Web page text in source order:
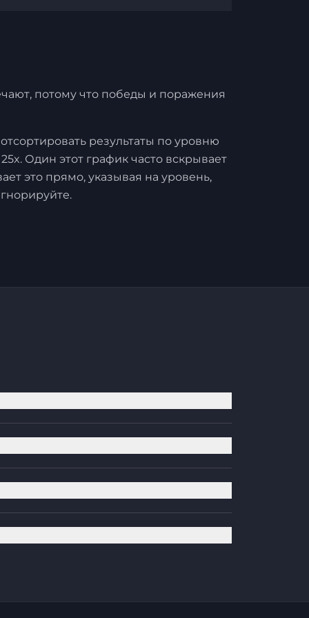
потому что победы и поражения
результаты по уровню
Один этот график часто вскрывает
это прямо, указывая на уровень,